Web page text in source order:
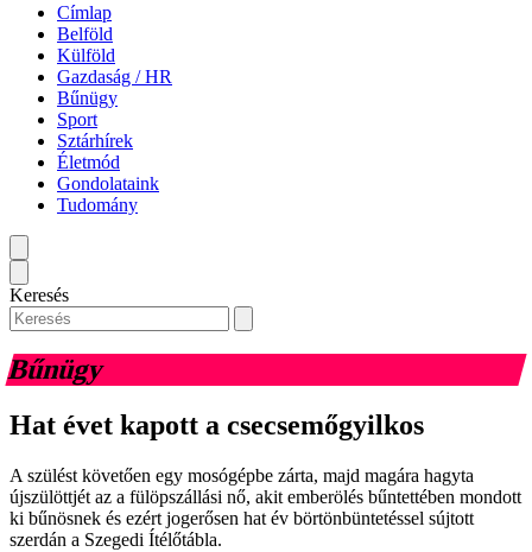
Címlap
Belföld
Külföld
Gazdaság / HR
Bűnügy
Sport
Sztárhírek
Életmód
Gondolataink
Tudomány
Keresés
Bűnügy
Hat évet kapott a csecsemőgyilkos
A szülést követően egy mosógépbe zárta, majd magára hagyta
újszülöttjét az a fülöpszállási nő, akit emberölés bűntettében mondott
ki bűnösnek és ezért jogerősen hat év börtönbüntetéssel sújtott
szerdán a Szegedi Ítélőtábla.